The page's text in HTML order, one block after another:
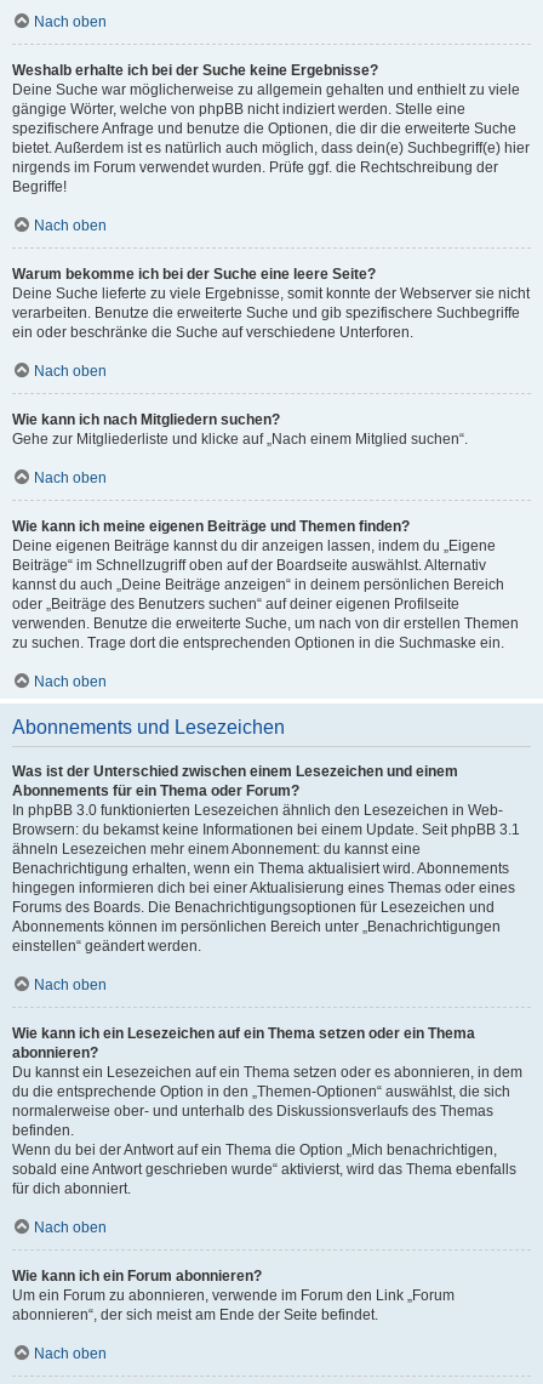
Nach oben
Weshalb erhalte ich bei der Suche keine Ergebnisse?
Deine Suche war möglicherweise zu allgemein gehalten und enthielt zu viele
gängige Wörter, welche von phpBB nicht indiziert werden. Stelle eine
spezifischere Anfrage und benutze die Optionen, die dir die erweiterte Suche
bietet. Außerdem ist es natürlich auch möglich, dass dein(e) Suchbegriff(e) hier
nirgends im Forum verwendet wurden. Prüfe ggf. die Rechtschreibung der
Begriffe!
Nach oben
Warum bekomme ich bei der Suche eine leere Seite?
Deine Suche lieferte zu viele Ergebnisse, somit konnte der Webserver sie nicht
verarbeiten. Benutze die erweiterte Suche und gib spezifischere Suchbegriffe
ein oder beschränke die Suche auf verschiedene Unterforen.
Nach oben
Wie kann ich nach Mitgliedern suchen?
Gehe zur Mitgliederliste und klicke auf „Nach einem Mitglied suchen“.
Nach oben
Wie kann ich meine eigenen Beiträge und Themen finden?
Deine eigenen Beiträge kannst du dir anzeigen lassen, indem du „Eigene
Beiträge“ im Schnellzugriff oben auf der Boardseite auswählst. Alternativ
kannst du auch „Deine Beiträge anzeigen“ in deinem persönlichen Bereich
oder „Beiträge des Benutzers suchen“ auf deiner eigenen Profilseite
verwenden. Benutze die erweiterte Suche, um nach von dir erstellen Themen
zu suchen. Trage dort die entsprechenden Optionen in die Suchmaske ein.
Nach oben
Abonnements und Lesezeichen
Was ist der Unterschied zwischen einem Lesezeichen und einem
Abonnements für ein Thema oder Forum?
In phpBB 3.0 funktionierten Lesezeichen ähnlich den Lesezeichen in Web-
Browsern: du bekamst keine Informationen bei einem Update. Seit phpBB 3.1
ähneln Lesezeichen mehr einem Abonnement: du kannst eine
Benachrichtigung erhalten, wenn ein Thema aktualisiert wird. Abonnements
hingegen informieren dich bei einer Aktualisierung eines Themas oder eines
Forums des Boards. Die Benachrichtigungsoptionen für Lesezeichen und
Abonnements können im persönlichen Bereich unter „Benachrichtigungen
einstellen“ geändert werden.
Nach oben
Wie kann ich ein Lesezeichen auf ein Thema setzen oder ein Thema
abonnieren?
Du kannst ein Lesezeichen auf ein Thema setzen oder es abonnieren, in dem
du die entsprechende Option in den „Themen-Optionen“ auswählst, die sich
normalerweise ober- und unterhalb des Diskussionsverlaufs des Themas
befinden.
Wenn du bei der Antwort auf ein Thema die Option „Mich benachrichtigen,
sobald eine Antwort geschrieben wurde“ aktivierst, wird das Thema ebenfalls
für dich abonniert.
Nach oben
Wie kann ich ein Forum abonnieren?
Um ein Forum zu abonnieren, verwende im Forum den Link „Forum
abonnieren“, der sich meist am Ende der Seite befindet.
Nach oben